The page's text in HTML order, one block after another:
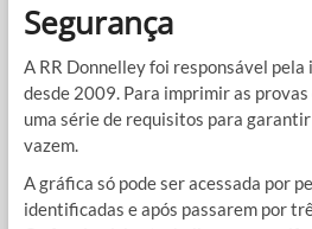
Segurança
A RR Donnelley foi responsável pela
desde 2009. Para imprimir as
uma série de requisitos para
vazem.
A gráfica só pode ser acessada por
identificadas e após passarem por